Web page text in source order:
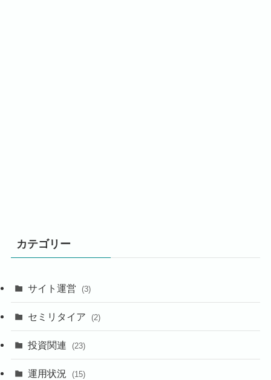
カテゴリー
サイト運営 (3)
セミリタイア (2)
投資関連 (23)
運用状況 (15)